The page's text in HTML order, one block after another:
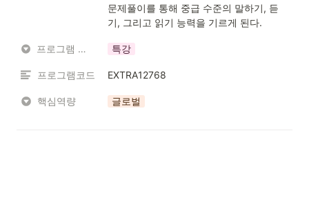
문제풀이를 통해 중급 수준의 말하기, 듣
기, 그리고 읽기 능력을 기르게 된다.
프로그램 유형 특강
프로그램코드 EXTRA12768
핵심역량 글로벌